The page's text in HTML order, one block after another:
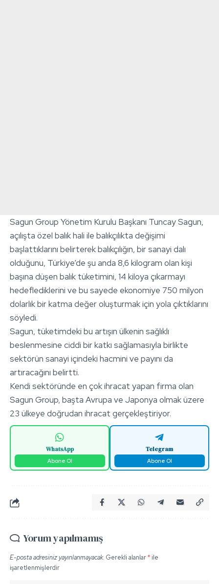
Sagun Group Yönetim Kurulu Başkanı Tuncay Sagun,
açılışta özel balık hali ile balıkçılıkta değişimi
başlattıklarını belirterek balıkçılığın, bir sanayi dalı
olduğunu, Türkiye’de şu anda 8,6 kilogram olan kişi
başına düşen balık tüketimini, 14 kiloya çıkarmayı
hedeflediklerini ve bu sayede ekonomiye 750 milyon
dolarlık bir katma değer oluşturmak için yola çıktıklarını
söyledi.
Sagun, tüketimdeki bu artışın ülkenin sağlıklı
beslenmesine ciddi bir katkı sağlamasıyla birlikte
sektörün sanayi içindeki hacmini ve payını da
artıracağını belirtti.
Kendi sektöründe en çok ihracat yapan firma olan
Sagun Group, başta Avrupa ve Japonya olmak üzere
23 ülkeye doğrudan ihracat gerçekleştiriyor.
WhatsApp
Abone Ol
Telegram
Abone Ol
Yorum yapılmamış
E-posta adresiniz yayınlanmayacak. Gerekli alanlar*ile
işaretlenmişlerdir